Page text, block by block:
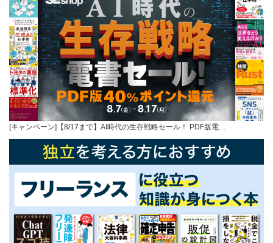
[キャンペーン]【8/17まで】AI時代の生存戦略セール！ PDF版電…